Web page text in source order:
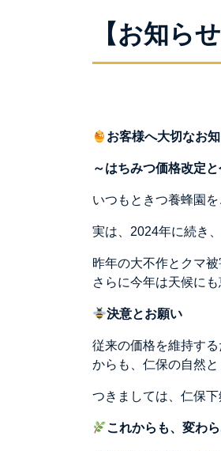
【お知ら
お客様へ大切なお
～はちみつ価格改定
いつもときつ養蜂園
実は、2024年に続き
昨年の大不作とクマ
さらに今年は天候にも
決意とお願い
従来の価格を維持す
からも、仁保の自然
つきましては、仁保
これからも、変わ